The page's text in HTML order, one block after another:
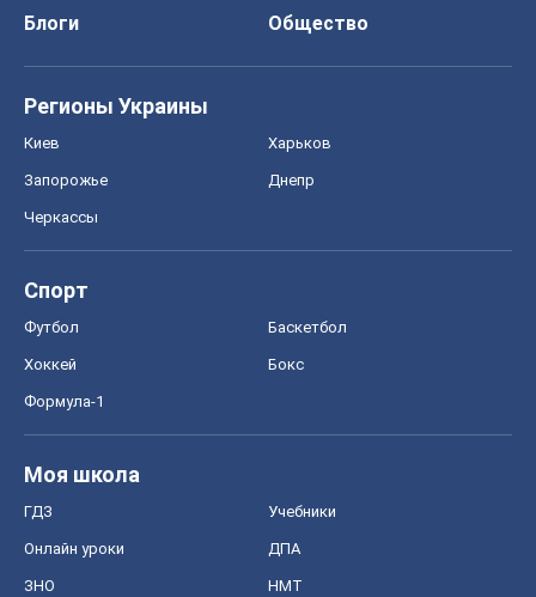
Блоги
Общество
Регионы Украины
Киев Харьков
Запорожье Днепр
Черкассы
Спорт
Футбол Баскетбол
Хоккей Бокс
Формула-1
Моя школа
ГДЗ Учебники
Онлайн уроки ДПА
ЗНО НМТ